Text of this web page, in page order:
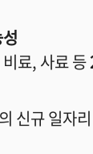
료, 사료 등
신규 일자